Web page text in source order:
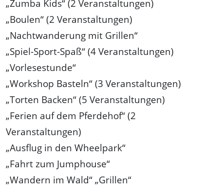
„Zumba Kids“ (2 Veranstaltungen)
„Boulen“ (2 Veranstaltungen)
„Nachtwanderung mit Grillen“
„Spiel-Sport-Spaß“ (4 Veranstaltungen)
„Vorlesestunde“
„Workshop Basteln“ (3 Veranstaltungen)
„Torten Backen“ (5 Veranstaltungen)
„Ferien auf dem Pferdehof“ (2
Veranstaltungen)
„Ausflug in den Wheelpark“
„Fahrt zum Jumphouse“
„Wandern im Wald“ „Grillen“